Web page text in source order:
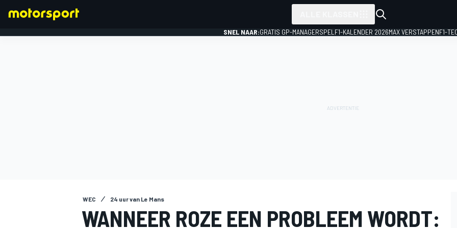
SNEL NAAR:GRATIS GP-MANAGERSPEL F1-KALENDER 2026MAX VERSTAPPENF1-
WEC 24 uur van Le Mans
WANNEER ROZE EEN PROBLEEM WORDT: